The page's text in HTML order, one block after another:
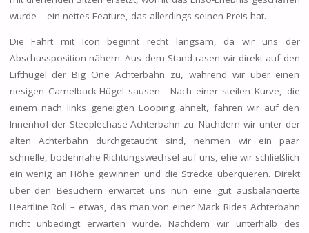
wurde – ein nettes Feature, das allerdings seinen Preis hat.
Die Fahrt mit Icon beginnt recht langsam, da wir uns der
Abschussposition nähern. Aus dem Stand rasen wir direkt auf den
Lifthügel der Big One Achterbahn zu, während wir über einen
riesigen Camelback-Hügel sausen. Nach einer steilen Kurve, die
einem nach links geneigten Looping ähnelt, fahren wir auf den
Innenhof der Steeplechase-Achterbahn zu. Nachdem wir unter der
alten Achterbahn durchgetaucht sind, nehmen wir ein paar
schnelle, bodennahe Richtungswechsel auf uns, ehe wir schließlich
ein wenig an Höhe gewinnen und die Strecke überqueren. Direkt
über den Besuchern erwartet uns nun eine gut ausbalancierte
Heartline Roll – etwas, das man von einer Mack Rides Achterbahn
nicht unbedingt erwarten würde. Nachdem wir unterhalb des